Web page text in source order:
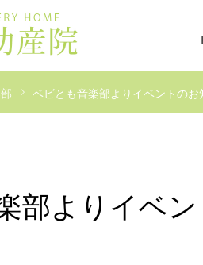
ベビとも音楽部よりイベントのお
部よりイベ